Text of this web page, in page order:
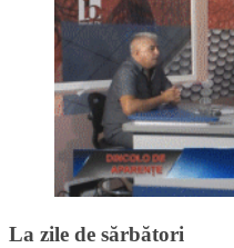
La zile de sărbători